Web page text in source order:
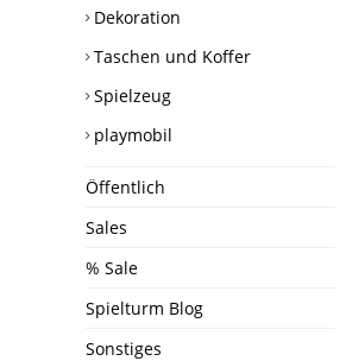
Dekoration
Taschen und Koffer
Spielzeug
playmobil
Öffentlich
Sales
% Sale
Spielturm Blog
Sonstiges